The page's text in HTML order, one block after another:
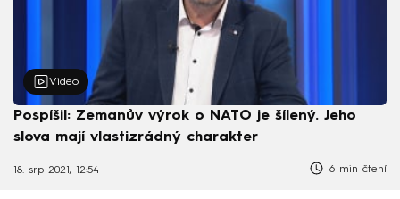
Video
Pospíšil: Zemanův výrok o NATO je šílený. Jeho
slova mají vlastizrádný charakter
18. srp 2021, 12:54 6 min čtení